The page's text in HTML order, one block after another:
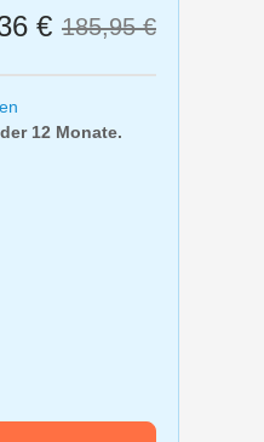
Wert ein
€ 185,95 €
12 Monate.